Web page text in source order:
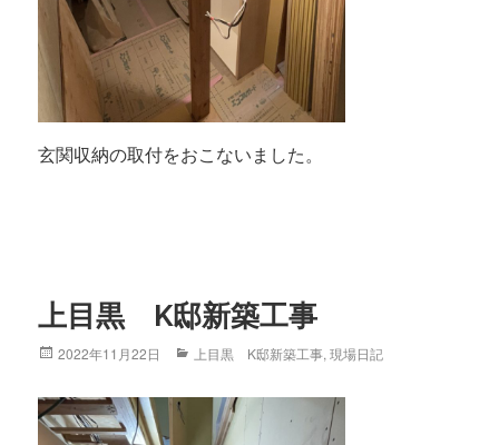
玄関収納の取付をおこないました。
上目黒 K邸新築工事
Posted
2022年11月22日 Categories
上目黒 K邸新築工事,現場日記